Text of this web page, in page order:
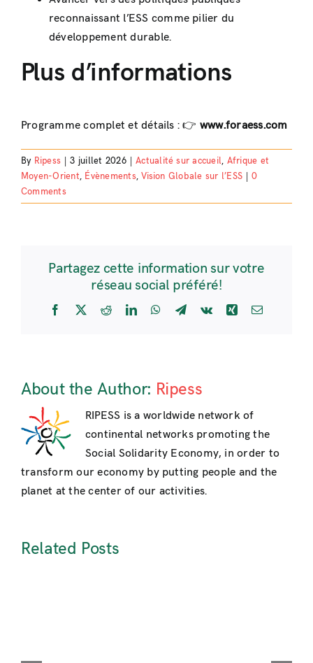
reconnaissant l’ESS comme pilier du
développement durable.
Plus d’informations
Programme complet et détails : 👉 www.foraess.com
By Ripess 3 juillet 2026 Actualité sur accueil, Afrique et
Moyen-Orient, Évènements,Vision Globale sur l’ESS
0
Comments
Partagez cette information sur votre
réseau social préféré!
Facebook
X RedditLinkedInWhatsApp
Telegram
Vk Xing Email
About the Author: Ripess
RIPESS is a worldwide network of
continental networks promoting the
Social Solidarity Economy, in order to
transform our economy by putting people and the
planet at the center of our activities.
Related Posts